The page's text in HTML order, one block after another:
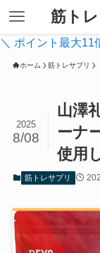
筋ト
＼ ポイント最大11
ホーム 筋トレサプリ
山澤
ーナ
使用
2025
8/08
筋トレサプリ